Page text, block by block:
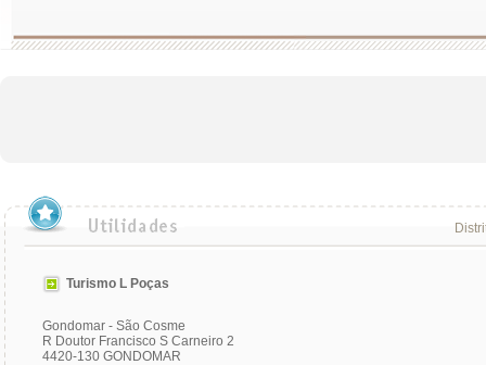
Turismo L Poças
Gondomar - São Cosme
R Doutor Francisco S Carneiro 2
4420-130 GONDOMAR